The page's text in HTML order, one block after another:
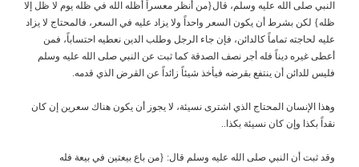
النبي صلى الله عليه وسلم، قال{من أنظر معسراً أظله الله في ظله يوم لا ظل إلا
ظله} لكن بشرط أن يكون السعر واحداً ولا يزاد عليه في السعر، فالمحتاج لا يزاد
عليه لحاجته تماماً كالدائن، فإن جاء الرجل وطلب الدين نعطيه احتساباً، فمن
أعطى غيره ديناً فله أجر نصف الصدقة كما ثبت عن النبي صلى الله عليه وسلم
فليس للدائن أن ينتفع بقرضه فيأخذ شيئاً زائداً عن القرض الذي قدمه.
وهذا الإنسان المحتاج الذي اشترى نسيئة، لا يجوز أن يكون هناك سعرين إن كان
نقداً بكذا وإن كان نسيئة بكذا..
وقد ثبت أن النبي صلى الله عليه وسلم قال: {من باع بيعتين في بيعة فله